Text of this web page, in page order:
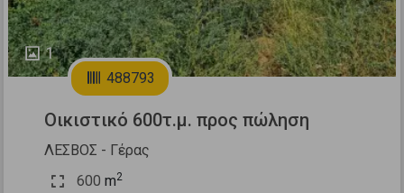
1
488793
Οικιστικό 600τ.μ. προς πώληση
ΛΕΣΒΟΣ - Γέρας
600 m2